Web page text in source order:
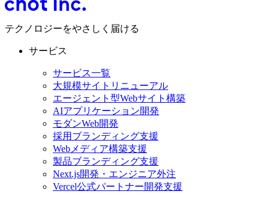
テクノロジーをやさしく届ける
サービス
サービス一覧
大規模サイトリニューアル
エージェント型Webサイト構築
AIアプリケーション開発
モダンWeb開発
採用ブランディング支援
Webメディア構築支援
製品ブランディング支援
Next.js開発・エンジニア外注
Vercel公式パートナー開発支援